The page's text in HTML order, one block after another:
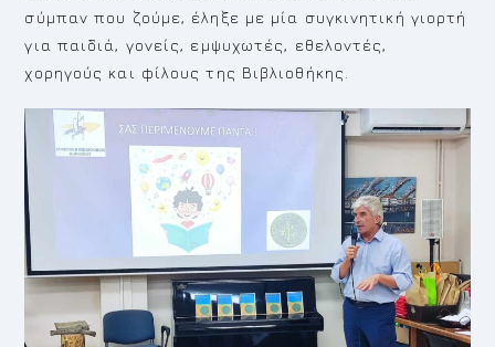
σύμπαν που ζούμε, έληξε με μία συγκινητική γιορτή
για παιδιά, γονείς, εμψυχωτές, εθελοντές,
χορηγούς και φίλους της Βιβλιοθήκης.